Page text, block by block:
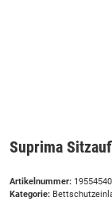
Suprima
Artikelnummer: 19554540
Kategorie: